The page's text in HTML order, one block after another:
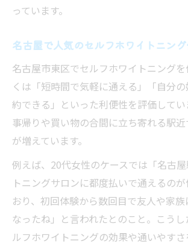
っています。
名古屋で人気のセルフホワイトニン
名古屋市東区でセルフホワイトニング
くは「短時間で気軽に通える」「自分
約できる」といった利便性を評価して
事帰りや買い物の合間に立ち寄れる駅
が増えています。
例えば、20代女性のケースでは「名古
トニングサロンに都度払いで通えるの
おり、初回体験から数回目で友人や家族
なったね」と言われたとのこと。こう
ルフホワイトニングの効果や通いやす